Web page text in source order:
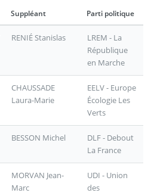
Suppléant Parti politique
RENIÉ Stanislas
LREM - La
République
en Marche
CHAUSSADE
Laura-Marie
EELV - Europe
Écologie Les
Verts
BESSON Michel
DLF - Debout
La France
MORVAN Jean-
Marc
UDI - Union
des